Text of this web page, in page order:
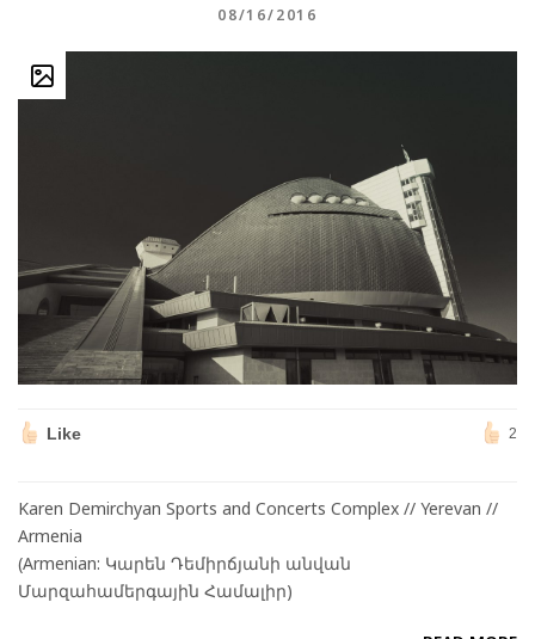
08/16/2016
Like 2
Karen Demirchyan Sports and Concerts Complex // Yerevan //
Armenia
(Armenian: Կարեն Դեմիրճյանի անվան
Մարզահամերգային Համալիր)